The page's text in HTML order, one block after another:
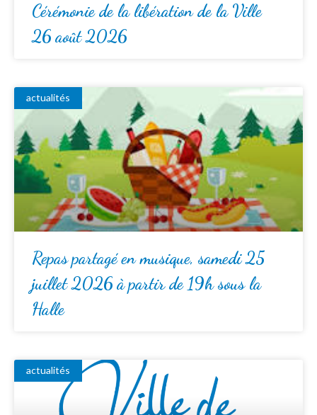
Cérémonie de la libération de la Ville
26 août 2026
actualités
Repas partagé en musique, samedi 25
juillet 2026 à partir de 19h sous la
Halle
actualités